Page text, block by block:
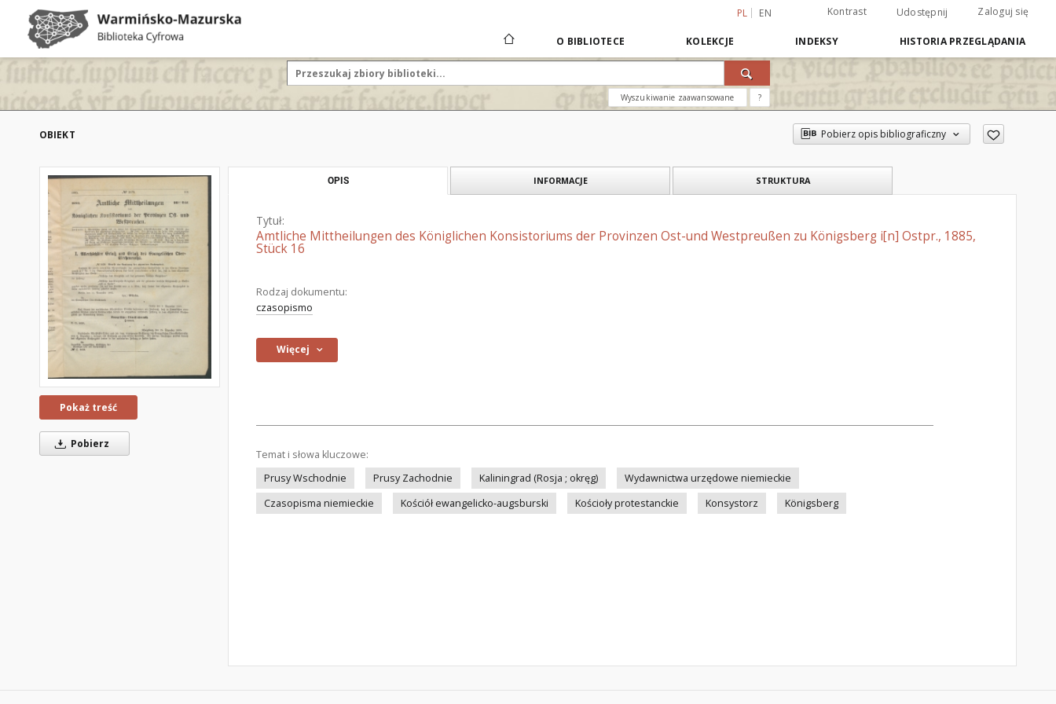
PL EN Kontrast Udostępnij Zaloguj się
O BIBLIOTECE KOLEKCJE INDEKSY HISTORIA PRZEGLĄDANIA
Wyszukiwanie zaawansowane ?
OBIEKT Pobierz opis bibliograficzny
Pokaż treść
Pobierz
OPIS INFORMACJE STRUKTURA
Tytuł:
Amtliche Mittheilungen des Königlichen Konsistoriums der Provinzen Ost-und Westpreußen zu Königsberg i[n] Ostpr., 1885,
Stück 16
Rodzaj dokumentu:
czasopismo
Więcej
Temat i słowa kluczowe:
Prusy Wschodnie
Prusy Zachodnie Kaliningrad (Rosja ; okręg)
Wydawnictwa urzędowe niemieckie
Czasopisma niemieckie
Kościół ewangelicko-augsburski Kościoły protestanckie Konsystorz Königsberg